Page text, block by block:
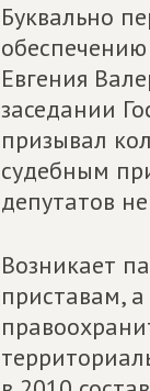
Буквально
Евгения
заседании
призывал
судебным
депутатов
Возникает
приставам,